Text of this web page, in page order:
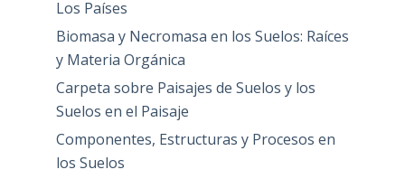
Los Países
Biomasa y Necromasa en los Suelos: Raíces
y Materia Orgánica
Carpeta sobre Paisajes de Suelos y los
Suelos en el Paisaje
Componentes, Estructuras y Procesos en
los Suelos